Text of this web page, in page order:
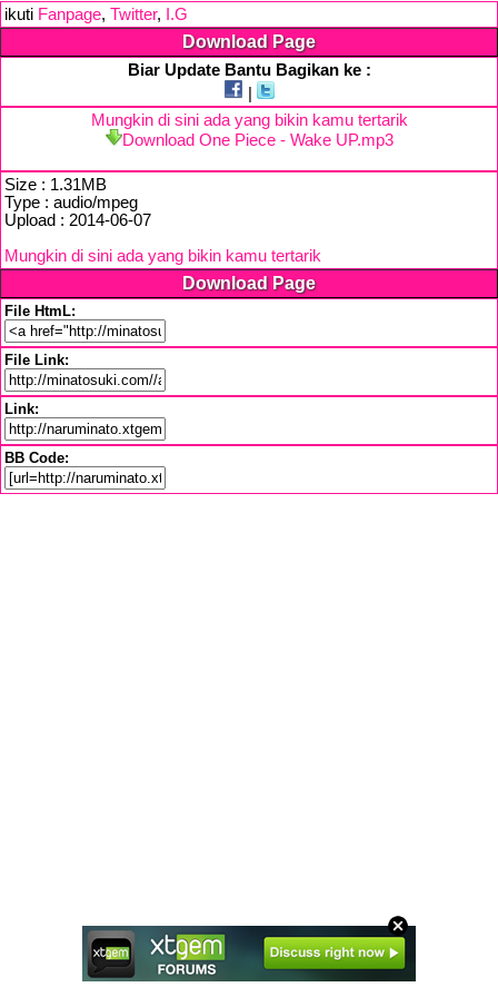
ikuti Fanpage, Twitter, I.G
Download Page
Biar Update Bantu Bagikan ke :
Mungkin di sini ada yang bikin kamu tertarik
Download One Piece - Wake UP.mp3
Size : 1.31MB
Type : audio/mpeg
Upload : 2014-06-07
Mungkin di sini ada yang bikin kamu tertarik
Download Page
File HtmL:
File Link:
Link:
BB Code: